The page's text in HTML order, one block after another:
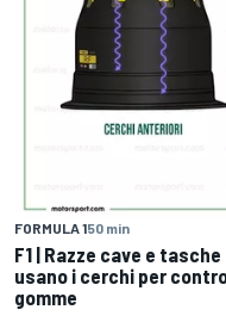
FORMULA 150 min
F1 | Razze cave e
usano i cerchi per
gomme